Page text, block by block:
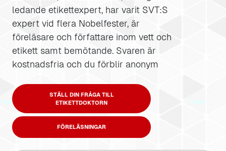
ledande etikettexpert, har varit SVT:S
expert vid flera Nobelfester, är
föreläsare och författare inom vett och
etikett samt bemötande. Svaren är
kostnadsfria och du förblir anonym
STÄLL DIN FRÅGA TILL
ETIKETTDOKTORN
FÖRELÄSNINGAR